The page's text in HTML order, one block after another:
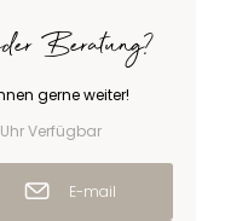
Beratung?
gerne weiter!
Uhr Verfügbar
E-mail